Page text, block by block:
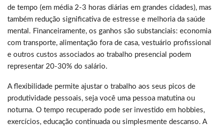
de tempo (em média 2-3 horas diárias em grandes cidades), mas
também redução significativa de estresse e melhoria da saúde
mental. Financeiramente, os ganhos são substanciais: economia
com transporte, alimentação fora de casa, vestuário profissional
e outros custos associados ao trabalho presencial podem
representar 20-30% do salário.
A flexibilidade permite ajustar o trabalho aos seus picos de
produtividade pessoais, seja você uma pessoa matutina ou
noturna. O tempo recuperado pode ser investido em hobbies,
exercícios, educação continuada ou simplesmente descanso. A